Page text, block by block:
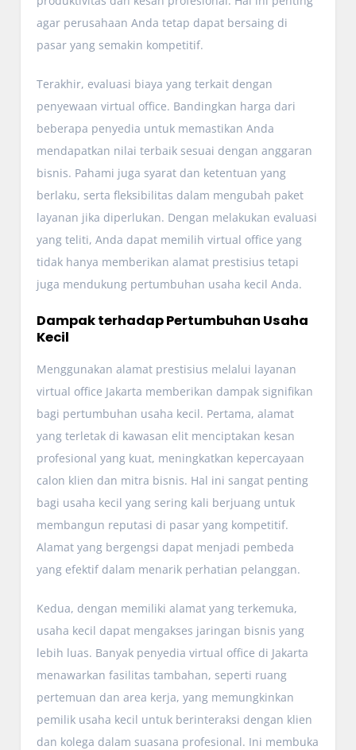
agar perusahaan Anda tetap dapat bersaing di
pasar yang semakin kompetitif.
Terakhir, evaluasi biaya yang terkait dengan
penyewaan virtual office. Bandingkan harga dari
beberapa penyedia untuk memastikan Anda
mendapatkan nilai terbaik sesuai dengan anggaran
bisnis. Pahami juga syarat dan ketentuan yang
berlaku, serta fleksibilitas dalam mengubah paket
layanan jika diperlukan. Dengan melakukan evaluasi
yang teliti, Anda dapat memilih virtual office yang
tidak hanya memberikan alamat prestisius tetapi
juga mendukung pertumbuhan usaha kecil Anda.
Dampak terhadap Pertumbuhan Usaha
Kecil
Menggunakan alamat prestisius melalui layanan
virtual office Jakarta memberikan dampak signifikan
bagi pertumbuhan usaha kecil. Pertama, alamat
yang terletak di kawasan elit menciptakan kesan
profesional yang kuat, meningkatkan kepercayaan
calon klien dan mitra bisnis. Hal ini sangat penting
bagi usaha kecil yang sering kali berjuang untuk
membangun reputasi di pasar yang kompetitif.
Alamat yang bergengsi dapat menjadi pembeda
yang efektif dalam menarik perhatian pelanggan.
Kedua, dengan memiliki alamat yang terkemuka,
usaha kecil dapat mengakses jaringan bisnis yang
lebih luas. Banyak penyedia virtual office di Jakarta
menawarkan fasilitas tambahan, seperti ruang
pertemuan dan area kerja, yang memungkinkan
pemilik usaha kecil untuk berinteraksi dengan klien
dan kolega dalam suasana profesional. Ini membuka